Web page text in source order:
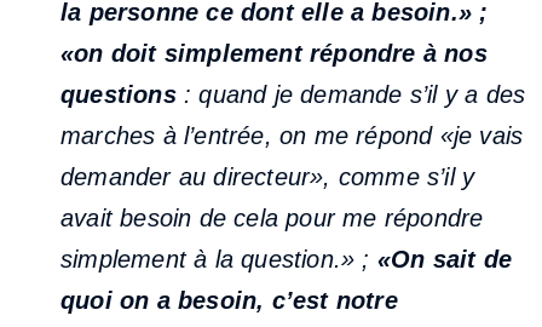
la personne ce dont elle a besoin.» ;
«on doit simplement répondre à nos
questions: quand je demande s’il y a des
marches à l’entrée, on me répond «je vais
demander au directeur», comme s’il y
avait besoin de cela pour me répondre
simplement à la question.» ; «On sait de
quoi on a besoin, c’est notre